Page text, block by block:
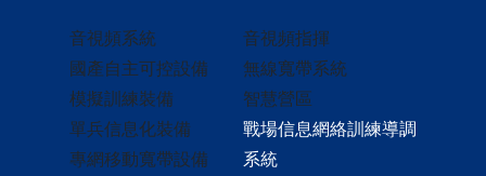
音視頻系統
國產自主可控設備
模擬訓練裝備
單兵信息化裝備
專網移動寬帶設備
音視頻指揮
無線寬帶系統
智慧營區
戰場信息網絡訓練導調
系統